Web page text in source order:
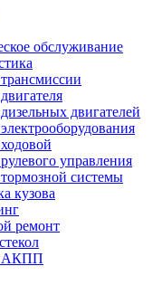
обслуживание
двигателей
управления
системы
кузова
ремонт
АКПП